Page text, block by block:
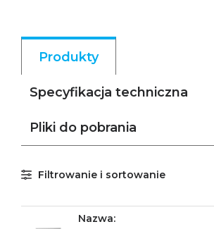
Produkty
Specyfikacja techniczna
Pliki do pobrania
Filtrowanie i sortowanie